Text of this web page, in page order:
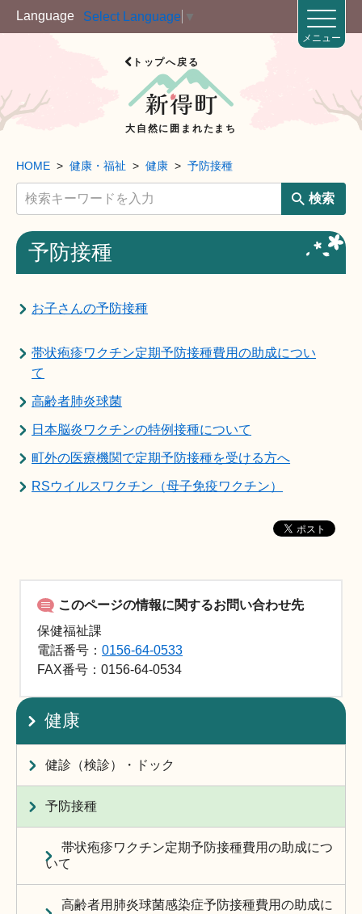
Language Select Language
トップへ戻る
大自然に囲まれたまち
メニュー
HOME 健康・福祉 健康 予防接種
検索
予防接種
お子さんの予防接種
帯状疱疹ワクチン定期予防接種費用の助成につい
て
高齢者肺炎球菌
日本脳炎ワクチンの特例接種について
町外の医療機関で定期予防接種を受ける方へ
RSウイルスワクチン（母子免疫ワクチン）
このページの情報に関するお問い合わせ先
保健福祉課
電話番号：0156-64-0533
FAX番号：0156-64-0534
健康
健診（検診）・ドック
予防接種
帯状疱疹ワクチン定期予防接種費用の助成につ
いて
高齢者用肺炎球菌感染症予防接種費用の助成に